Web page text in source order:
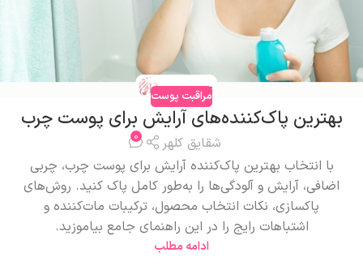
مراقبت پوست
بهترین پاک‌کننده‌های آرایش برای پوست چرب
شقایق کلهر 0
با انتخاب بهترین پاک‌کننده آرایش برای پوست چرب، چربی
اضافی، آرایش و آلودگی‌ها را به‌طور کامل پاک کنید. روش‌های
پاکسازی، نکات انتخاب محصول، ترکیبات مات‌کننده و
اشتباهات رایج را در این راهنمای جامع بیاموزید.
ادامه مطلب